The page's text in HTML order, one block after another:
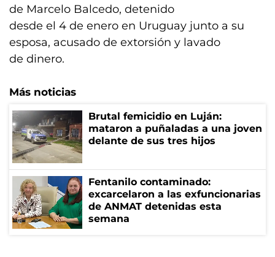
de Marcelo Balcedo, detenido
desde el 4 de enero en Uruguay junto a su
esposa, acusado de extorsión y lavado
de dinero.
Más noticias
Brutal femicidio en Luján:
mataron a puñaladas a una joven
delante de sus tres hijos
Fentanilo contaminado:
excarcelaron a las exfuncionarias
de ANMAT detenidas esta
semana